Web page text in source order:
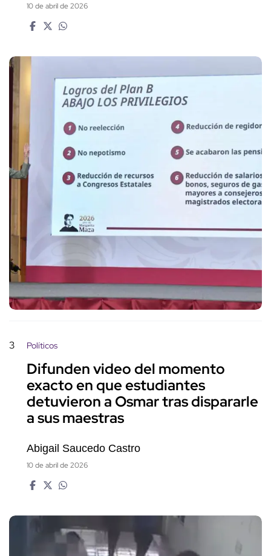
10 de abril de 2026
3 Políticos
Difunden video del momento
exacto en que estudiantes
detuvieron a Osmar tras dispararle
a sus maestras
Abigail Saucedo Castro
10 de abril de 2026